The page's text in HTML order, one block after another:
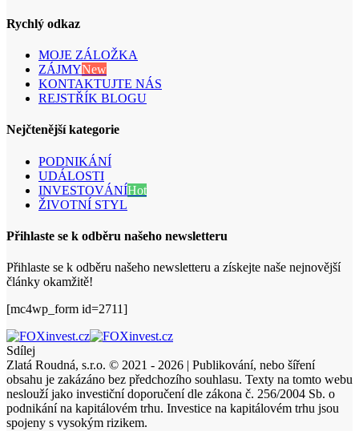
Rychlý odkaz
MOJE ZÁLOŽKA
ZÁJMYNew
KONTAKTUJTE NÁS
REJSTŘÍK BLOGU
Nejčtenější kategorie
PODNIKÁNÍ
UDÁLOSTI
INVESTOVÁNÍHot
ŽIVOTNÍ STYL
Přihlaste se k odběru našeho newsletteru
Přihlaste se k odběru našeho newsletteru a získejte naše nejnovější
články okamžitě!
[mc4wp_form id=2711]
Sdílej
Zlatá Roudná, s.r.o. © 2021 - 2026 | Publikování, nebo šíření
obsahu je zakázáno bez předchozího souhlasu. Texty na tomto webu
neslouží jako investiční doporučení dle zákona č. 256/2004 Sb. o
podnikání na kapitálovém trhu. Investice na kapitálovém trhu jsou
spojeny s vysokým rizikem.